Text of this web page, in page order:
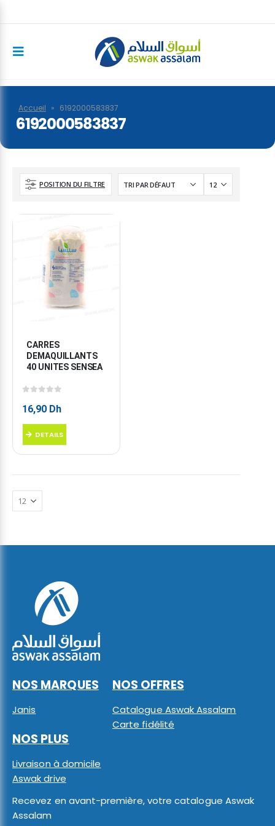
Accueil » 6192000583837
6192000583837
POSITION DU FILTRE
CARRES
DEMAQUILLANTS
40 UNITES SENSEA
16,90 Dh
DETAILS
NOS MARQUES
Janis
NOS OFFRES
Catalogue Aswak Assalam
Carte fidélité
NOS PLUS
Livraison à domicile
Aswak drive
Recevez en avant-première, votre catalogue Aswak
Assalam